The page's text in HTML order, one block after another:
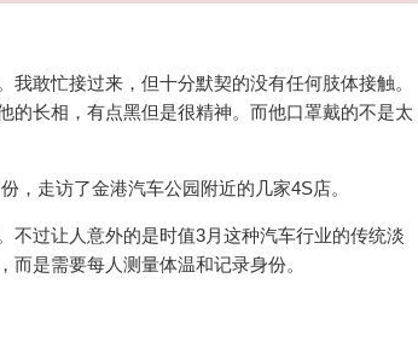
敢忙接过来，但十分默契的没有任何肢体接触。
的长相，有点黑但是很精神。而他口罩戴的不是太
，走访了金港汽车公园附近的几家4S店。
不过让人意外的是时值3月这种汽车行业的传统淡
是需要每人测量体温和记录身份。